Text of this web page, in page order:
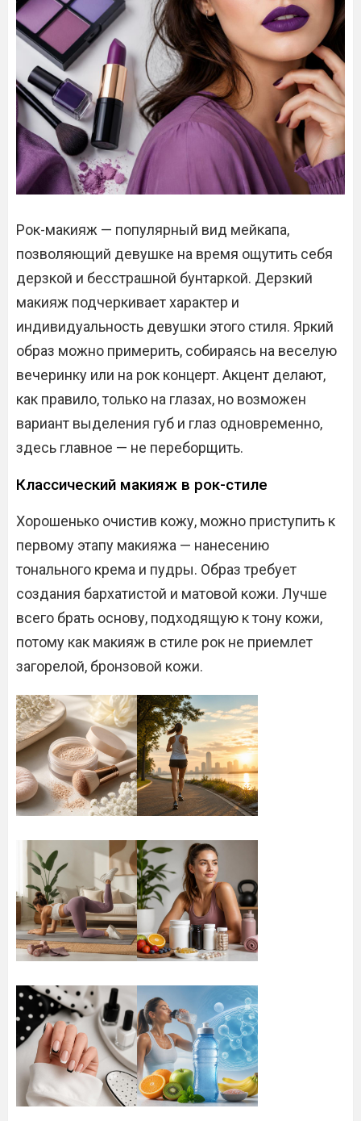
Рок-макияж — популярный вид мейкапа,
позволяющий девушке на время ощутить себя
дерзкой и бесстрашной бунтаркой. Дерзкий
макияж подчеркивает характер и
индивидуальность девушки этого стиля. Яркий
образ можно примерить, собираясь на веселую
вечеринку или на рок концерт. Акцент делают,
как правило, только на глазах, но возможен
вариант выделения губ и глаз одновременно,
здесь главное — не переборщить.
Классический макияж в рок-стиле
Хорошенько очистив кожу, можно приступить к
первому этапу макияжа — нанесению
тонального крема и пудры. Образ требует
создания бархатистой и матовой кожи. Лучше
всего брать основу, подходящую к тону кожи,
потому как макияж в стиле рок не приемлет
загорелой, бронзовой кожи.